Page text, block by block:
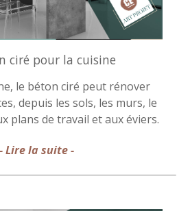
ciré pour la cuisine
le béton ciré peut rénover
depuis les sols, les murs, le
plans de travail et aux éviers.
- Lire la suite -